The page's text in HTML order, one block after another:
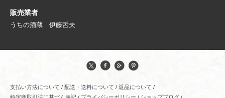
販売業者
うちの酒蔵 伊藤哲夫
支払い方法について / 配送・送料について / 返品について /